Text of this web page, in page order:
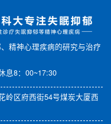
精神心理疾病的研究与治疗
息8：00~17:30
岭区府西街54号煤炭大厦西